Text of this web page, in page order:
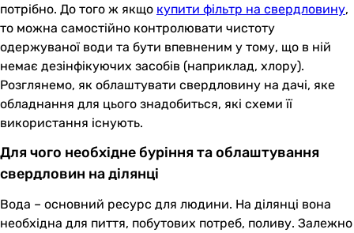
потрібно. До того ж якщо купити фільтр на свердловину,
то можна самостійно контролювати чистоту
одержуваної води та бути впевненим у тому, що в ній
немає дезінфікуючих засобів (наприклад, хлору).
Розглянемо, як облаштувати свердловину на дачі, яке
обладнання для цього знадобиться, які схеми її
використання існують.
Для чого необхідне буріння та облаштування
свердловин на ділянці
Вода – основний ресурс для людини. На ділянці вона
необхідна для пиття, побутових потреб, поливу. Залежно